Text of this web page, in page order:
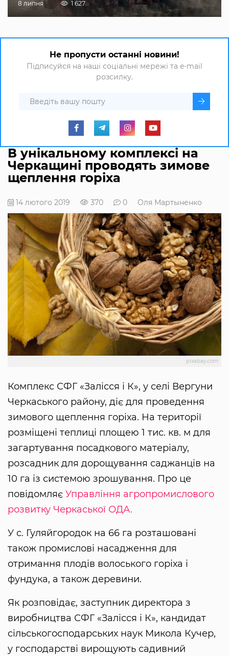
8 липня 1 627
Не пропусти останні новини!
Підписуйся на наші соціальні мережі та e-mail
розсилку.
В унікальному комплексі на
Черкащині проводять зимове
щеплення горіха
14 лютого 2019 370 0 Оля Мартыненко
pixabay.com
Комплекс СФГ «Залісся і К», у селі Вергуни
Черкаського району, діє для проведення
зимового щеплення горіха. На території
розміщені теплиці площею 1 тис. кв. м для
загартування посадкового матеріалу,
розсадник для дорощування саджанців на
10 га із системою зрошування. Про це
повідомляє Управління агропромислового
розвитку Черкаської ОДА.
У с. Гуляйгородок на 66 га розташовані
також промислові насадження для
отримання плодів волоського горіха і
фундука, а також деревини.
Як розповідає, заступник директора з
виробництва СФГ «Залісся і К», кандидат
сільськогосподарських наук Микола Кучер,
у господарстві вирощують садивний